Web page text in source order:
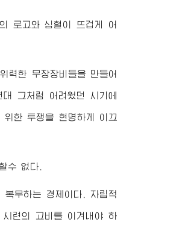
로고와 심혈이 뜨겁게 어
력한 무장장비들을 만들어
그처럼 어려웠던 시기에
위한 투쟁을 현명하게 이끄
수 없다.
무하는 경제이다. 자립적
련의 고비를 이겨내야 하